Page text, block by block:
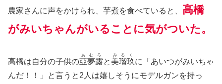
農家さんに声をかけられ、芋煮を食べていると、 高橋
がみいちゃんがいることに気がついた。
高橋は自分の子供の亞夢露
あむろ
と 美瑠玖
みるく
に「あいつがみいちゃ
んだ！！」と言うと2人は嬉しそうにモデルガンを持っ